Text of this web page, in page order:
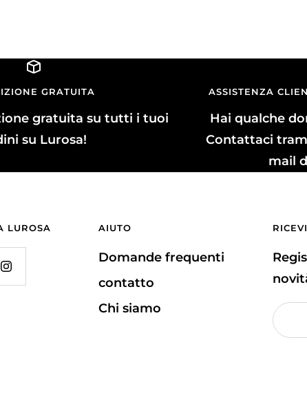
GRATUITA
gratuita su tutti i tuoi
su Lurosa!
ASSISTENZA
Hai qualche
Contattaci
mail
LUROSA AIUTO
Domande frequenti
contatto
Chi siamo